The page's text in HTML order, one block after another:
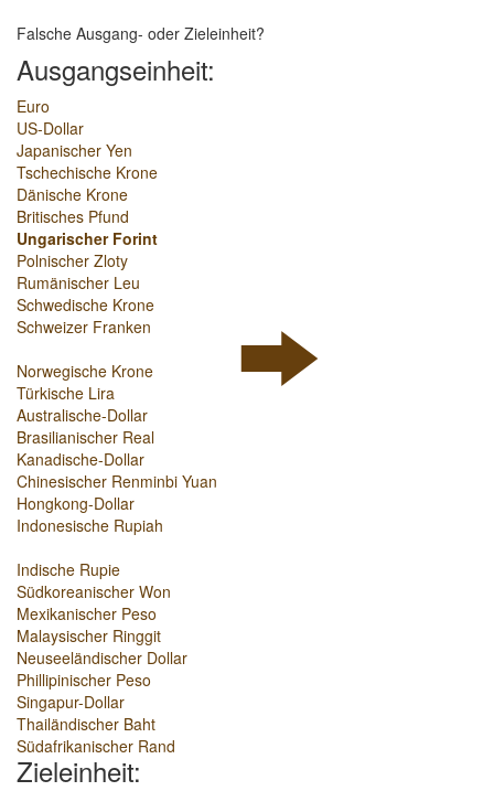
Falsche Ausgang- oder Zieleinheit?
Ausgangseinheit:
Euro
US-Dollar
Japanischer Yen
Tschechische Krone
Dänische Krone
Britisches Pfund
Ungarischer Forint
Polnischer Zloty
Rumänischer Leu
Schwedische Krone
Schweizer Franken
Norwegische Krone
Türkische Lira
Australische-Dollar
Brasilianischer Real
Kanadische-Dollar
Chinesischer Renminbi Yuan
Hongkong-Dollar
Indonesische Rupiah
Indische Rupie
Südkoreanischer Won
Mexikanischer Peso
Malaysischer Ringgit
Neuseeländischer Dollar
Phillipinischer Peso
Singapur-Dollar
Thailändischer Baht
Südafrikanischer Rand
Zieleinheit: